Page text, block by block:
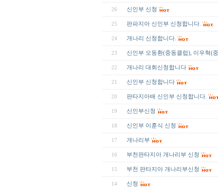
26 신인부 신청
25 판파지아 신인부 신청합니다.
24 개나리 신청합니다.
23 신인부 오동환(중동클럽), 이우혁(
22 개나리 대회신청합니다
21 신인부 신청합니다
20 판타지아배 신인부 신청합니다.
19 신인부신청
18 신인부 이훈식 신청
17 개나리부
16 부천판타지아 개나리부 신청
15 부천 판타지아 개나리부신청
14 신청